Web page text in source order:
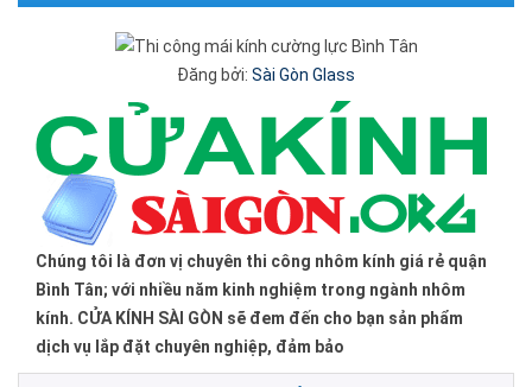
Đăng bởi: Sài Gòn Glass
Chúng tôi là đơn vị chuyên thi công nhôm kính giá rẻ quận
Bình Tân; với nhiều năm kinh nghiệm trong ngành nhôm
kính. CỬA KÍNH SÀI GÒN sẽ đem đến cho bạn sản phẩm
dịch vụ lắp đặt chuyên nghiệp, đảm bảo